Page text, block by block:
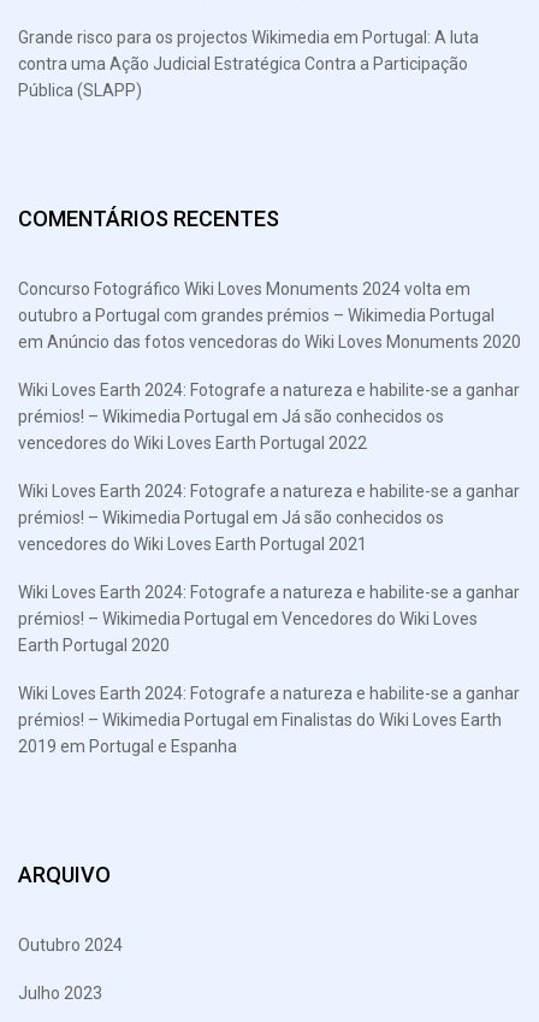
Grande risco para os projectos Wikimedia em Portugal: A luta
contra uma Ação Judicial Estratégica Contra a Participação
Pública (SLAPP)
COMENTÁRIOS RECENTES
Concurso Fotográfico Wiki Loves Monuments 2024 volta em
outubro a Portugal com grandes prémios – Wikimedia Portugal
em Anúncio das fotos vencedoras do Wiki Loves Monuments 2020
Wiki Loves Earth 2024: Fotografe a natureza e habilite-se a ganhar
prémios! – Wikimedia Portugal em Já são conhecidos os
vencedores do Wiki Loves Earth Portugal 2022
Wiki Loves Earth 2024: Fotografe a natureza e habilite-se a ganhar
prémios! – Wikimedia Portugal em Já são conhecidos os
vencedores do Wiki Loves Earth Portugal 2021
Wiki Loves Earth 2024: Fotografe a natureza e habilite-se a ganhar
prémios! – Wikimedia Portugal em Vencedores do Wiki Loves
Earth Portugal 2020
Wiki Loves Earth 2024: Fotografe a natureza e habilite-se a ganhar
prémios! – Wikimedia Portugal em Finalistas do Wiki Loves Earth
2019 em Portugal e Espanha
ARQUIVO
Outubro 2024
Julho 2023